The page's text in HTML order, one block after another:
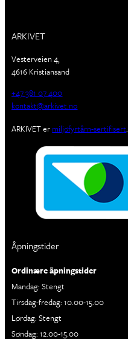
ARKIVET
Vesterveien 4,
4616 Kristiansand
+47 381 07 400
kontakt@arkivet.no
ARKIVET er miljøfyrtårn-sertifisert.
Åpningstider
Ordinære åpningstider
Mandag: Stengt
Tirsdag-fredag: 10.00-15.00
Lørdag: Stengt
Søndag: 12.00-15.00